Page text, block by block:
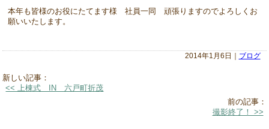
本年も皆様のお役にたてます様 社員一同 頑張りますのでよろしくお
願いいたします。
2014年1月6日｜ ブログ
新しい記事：
<< 上棟式 IN 六戸町折茂
前の記事：
撮影終了！ >>